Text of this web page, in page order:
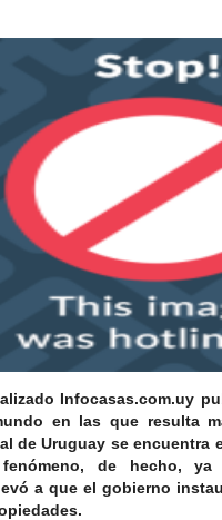
Infocasas.com.uy
en las que resulta
de Uruguay se encuentra
de hecho,
a que el gobierno